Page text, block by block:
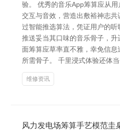
验。 优秀的音乐App筹算应从用
交互与音效，营造出敷裕神志共
过智能推选算法，凭证用户的
推送妥当其口味的音乐骨子，
面筹算应草率直不雅，幸免信息
所需骨子。 千里浸式体验还体
维修资讯
风力发电场筹算手艺模范圭